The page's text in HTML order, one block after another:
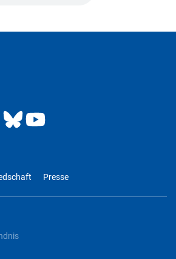
Presse